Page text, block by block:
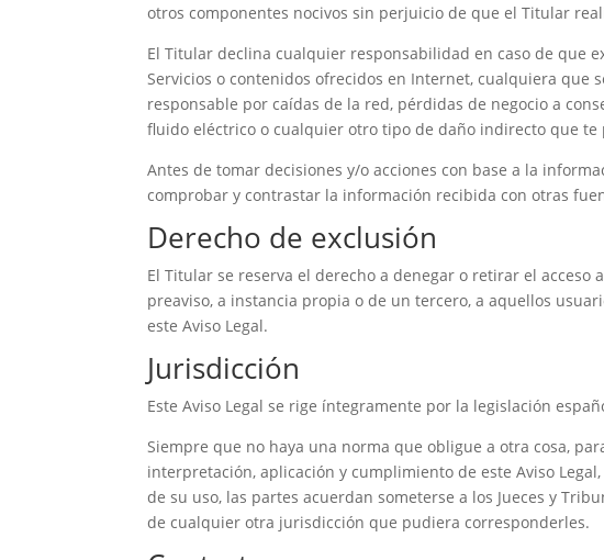
otros componentes nocivos sin perjuicio de que el Titular
El Titular declina cualquier responsabilidad en caso de que
Servicios o contenidos ofrecidos en Internet, cualquiera que
responsable por caídas de la red, pérdidas de negocio a
fluido eléctrico o cualquier otro tipo de daño indirecto que te
Antes de tomar decisiones y/o acciones con base a la
comprobar y contrastar la información recibida con otras
Derecho de exclusión
El Titular se reserva el derecho a denegar o retirar el acceso
preaviso, a instancia propia o de un tercero, a aquellos
este Aviso Legal.
Jurisdicción
Este Aviso Legal se rige íntegramente por la legislación
Siempre que no haya una norma que obligue a otra cosa,
interpretación, aplicación y cumplimiento de este Aviso
de su uso, las partes acuerdan someterse a los Jueces y
de cualquier otra jurisdicción que pudiera corresponderles.